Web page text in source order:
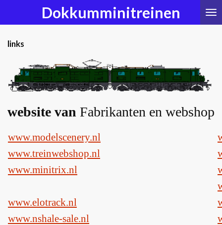
de
Dokkumminitreinen
links
website van Fabrikanten en webshop
www.modelscenery.nl
www.treinwebshop.nl
www.minitrix.nl
www.elotrack.nl
www.nshale-sale.nl